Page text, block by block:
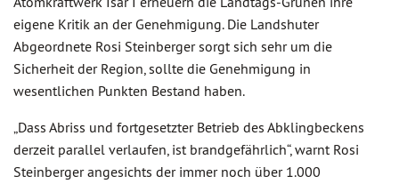
eigene Kritik an der Genehmigung. Die Landshuter
Abgeordnete Rosi Steinberger sorgt sich sehr um die
Sicherheit der Region, sollte die Genehmigung in
wesentlichen Punkten Bestand haben.
„Dass Abriss und fortgesetzter Betrieb des Abklingbeckens
derzeit parallel verlaufen, ist brandgefährlich“, warnt Rosi
Steinberger angesichts der immer noch über 1.000